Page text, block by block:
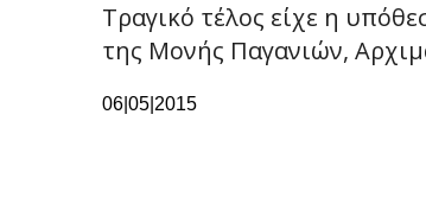
Τραγικό τέλος είχε η
της Μονής Παγανιών,
06|05|2015